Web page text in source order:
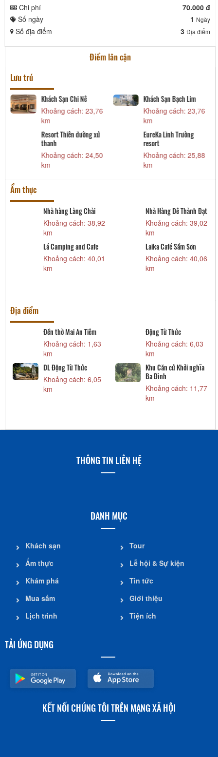
Chi phí
70.000 đ
Số ngày
1 Ngày
Số địa điểm 3 Địa điểm
Điểm lân cận
Lưu trú
Khách sạn Queen
Khoảng cách: 26,56
Khách sạn Wild Horse
Khoảng cách: 27,26
Hải Tiến Resort
Khoảng cách: 27,59
km
Khách sạn Sao Hải Tiến
Khoảng cách: 27,68
km
Ẩm thực
Aha Cafe Sầm Sơn
Khoảng cách: 40,19
Cửa hàng KH Coffee
garden
Hệ thống highlands
coffee
Hệ thống nhà hàng Dạ
Lan - Cơ sở 2
Địa điểm
Di tích Nghè Diêm Phố
Khoảng cách: 14,89
Diêm Phố
Khoảng cách:
Đền thờ Trần Hưng Đạo
Khoảng cách: 20,52
Đền thờ Trần Hưng Đạo
Khoảng cách:
km
THÔNG TIN LIÊN HỆ
DANH MỤC
Khách sạn
Ẩm thực
Khám phá
Mua sắm
Lịch trình
Tour
Lễ hội & Sự kiện
Tin tức
Giới thiệu
Tiện ích
TẢI ỨNG DỤNG
KẾT NỐI CHÚNG TÔI TRÊN MẠNG XÃ HỘI